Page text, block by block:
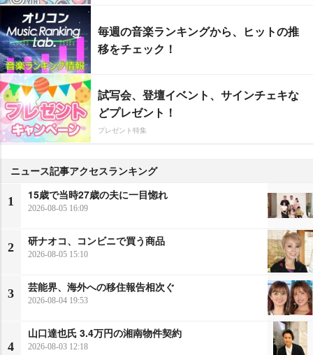
毎週の音楽ランキングから、ヒットの推
移をチェック！
試写会、登壇イベント、サインチェキな
どプレゼント！
プレゼント特集
ニュース記事アクセスランキング
1
15歳で当時27歳の夫に一目惚れ
2026-08-05 16:09
2
研ナオコ、コンビニで買う商品
2026-08-05 15:10
3
芸能界、海外への移住報告相次ぐ
2026-08-04 19:53
4
山口達也氏 3.4万円の湘南物件契約
2026-08-03 12:18